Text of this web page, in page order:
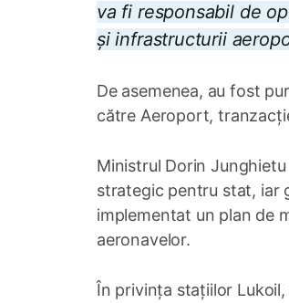
va fi responsabil de
și infrastructurii
De asemenea, au fost
către Aeroport,
Ministrul Dorin
strategic pentru stat, iar
implementat un plan de
aeronavelor.
În privința stațiilor